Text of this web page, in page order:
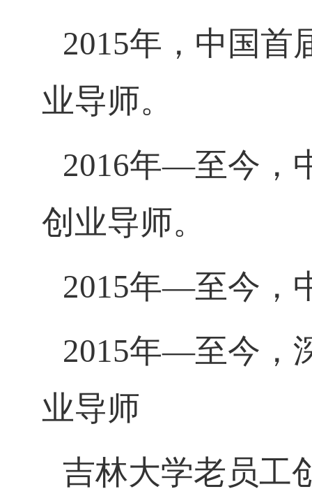
2015年，中国首
业导师。
2016年—至今，
创业导师。
2015年—至今
2015年—至今，
业导师
吉林大学老员工